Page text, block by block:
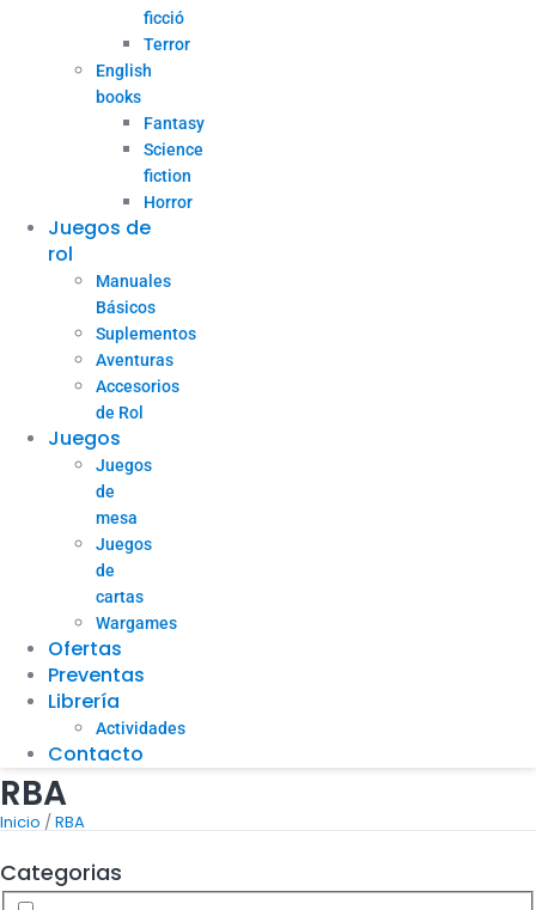
ficció
Terror
English
books
Fantasy
Science
fiction
Horror
Juegos de
rol
Manuales
Básicos
Suplementos
Aventuras
Accesorios
de Rol
Juegos
Juegos
de
mesa
Juegos
de
cartas
Wargames
Ofertas
Preventas
Librería
Actividades
Contacto
RBA
Inicio /RBA
Categorias